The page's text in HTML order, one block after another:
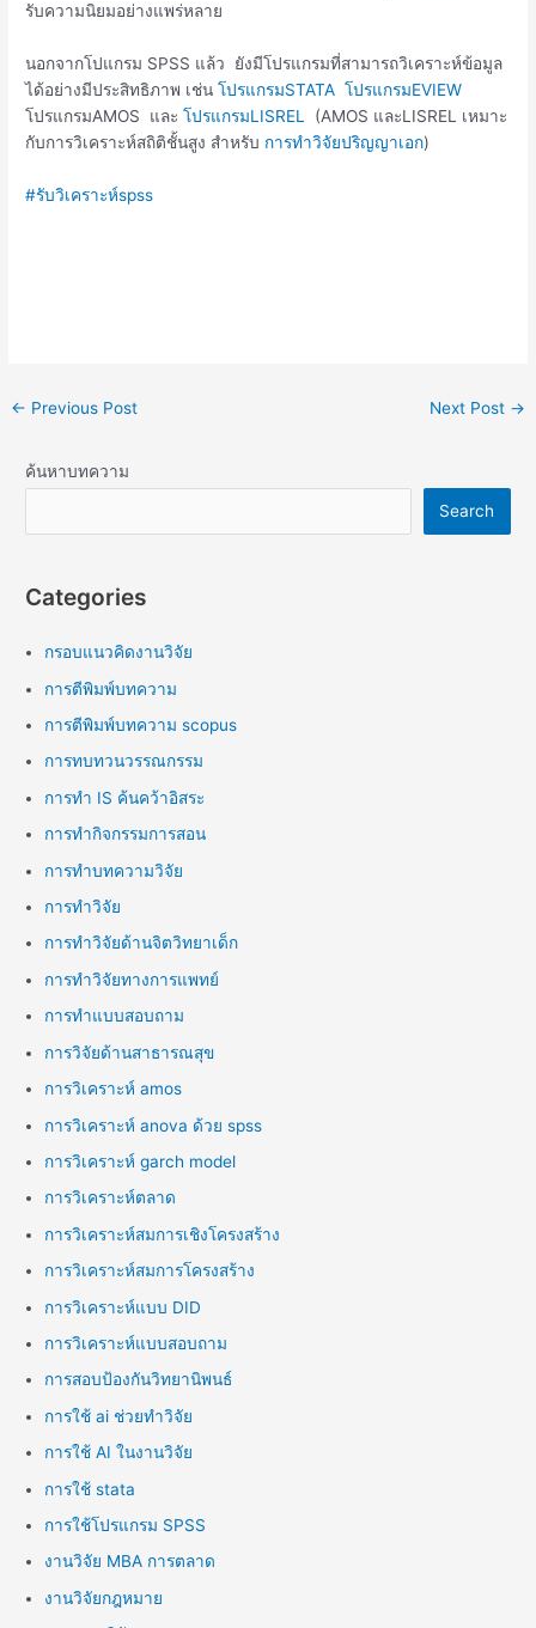
รับความนิยมอย่างแพร่หลาย
นอกจากโปแกรม SPSS แล้ว ยังมีโปรแกรมที่สามารถวิเคราะห์ข้อมูล
ได้อย่างมีประสิทธิภาพ เช่นโปรแกรมSTATA โปรแกรมEVIEW
โปรแกรมAMOS และโปรแกรมLISREL
(AMOS และLISREL เหมาะ
กับการวิเคราะห์สถิติชั้นสูง สำหรับ การทำวิจัยปริญญาเอก)
#รับวิเคราะห์spss
← Previous Post Next Post →
ค้นหาบทความ
Search
Categories
กรอบแนวคิดงานวิจัย
การตีพิมพ์บทความ
การตีพิมพ์บทความ scopus
การทบทวนวรรณกรรม
การทำ IS ค้นคว้าอิสระ
การทำกิจกรรมการสอน
การทำบทความวิจัย
การทำวิจัย
การทำวิจัยด้านจิตวิทยาเด็ก
การทำวิจัยทางการแพทย์
การทำแบบสอบถาม
การวิจัยด้านสาธารณสุข
การวิเคราะห์ amos
การวิเคราะห์ anova ด้วย spss
การวิเคราะห์ garch model
การวิเคราะห์ตลาด
การวิเคราะห์สมการเชิงโครงสร้าง
การวิเคราะห์สมการโครงสร้าง
การวิเคราะห์แบบ DID
การวิเคราะห์แบบสอบถาม
การสอบป้องกันวิทยานิพนธ์
การใช้ ai ช่วยทำวิจัย
การใช้ AI ในงานวิจัย
การใช้ stata
การใช้โปรแกรม SPSS
งานวิจัย MBA การตลาด
งานวิจัยกฎหมาย